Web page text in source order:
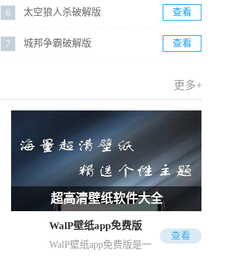
6 太空狼人杀破解版 查看
7 城邦争霸破解版 查看
更多+
超高清壁纸软件大全
超高清壁纸软件大全
壁纸可以让用户的手机焕然一新，
WalP壁纸app免费版
WalP壁纸app免费版是一
查看